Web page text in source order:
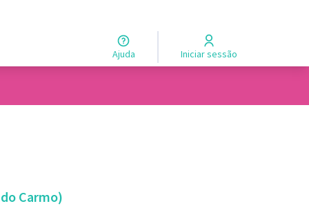
Ajuda Iniciar sessão
Senhora do Carmo)